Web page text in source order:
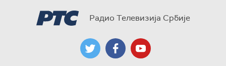
Радио Телевизија Србије